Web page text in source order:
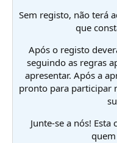
Sem registo, não terá
que
Após o registo
seguindo as regras
apresentar. Após a
pronto para participar
Junte-se a nós!